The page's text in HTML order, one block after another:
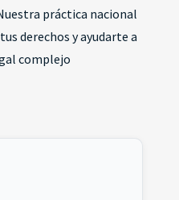
práctica nacional
derechos y ayudarte a
complejo